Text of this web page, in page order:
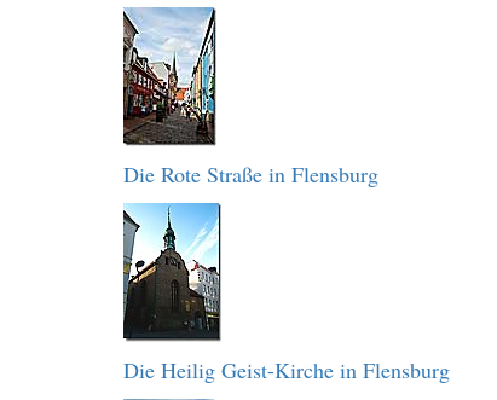
Die Rote Straße in Flensburg
Die Heilig Geist-Kirche in Flensburg